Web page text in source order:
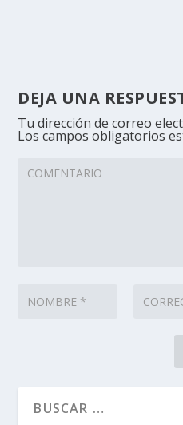
DEJA UNA
Tu dirección de correo
Los campos obligatorios